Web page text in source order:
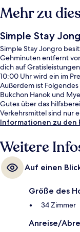
Mehr zu
Simple Stay
Simple Stay Jongro
Gehminuten entfernt
dich auf
10:00 Uhr wird ein im
Außerdem ist
Bukchon Hanok und
Gutes über das
Verkehrsmittel sind nur
Jongno 3-ga sind es 3
Informationen zu den
Weitere
Auf einen
Größe des
34 Zimmer
Anreise/